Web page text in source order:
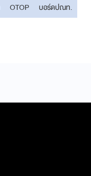
OTOP
บอร์ดปณท.